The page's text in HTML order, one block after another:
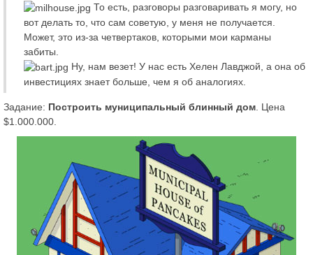
То есть, разговоры разговаривать я могу, но
вот делать то, что сам советую, у меня не получается.
Может, это из-за четвертаков, которыми мои карманы
забиты.
Ну, нам везет! У нас есть Хелен Лавджой, а она об
инвестициях знает больше, чем я об аналогиях.
Задание: Построить муниципальный блинный дом . Цена
$1.000.000.